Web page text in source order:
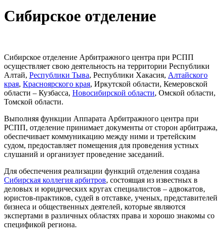
Сибирское отделение
Сибирское отделение Арбитражного центра при РСПП
осуществляет свою деятельность на территории Республики
Алтай, Республики Тыва, Республики Хакасия, Алтайского
края, Красноярского края, Иркутской области, Кемеровской
области – Кузбасса, Новосибирской области, Омской области,
Томской области.
Выполняя функции Аппарата Арбитражного центра при
РСПП, отделение принимает документы от сторон арбитража,
обеспечивает коммуникацию между ними и третейским
судом, предоставляет помещения для проведения устных
слушаний и организует проведение заседаний.
Для обеспечения реализации функций отделения создана
Сибирская коллегия арбитров, состоящая из известных в
деловых и юридических кругах специалистов – адвокатов,
юристов-практиков, судей в отставке, ученых, представителей
бизнеса и общественных деятелей, которые являются
экспертами в различных областях права и хорошо знакомы со
спецификой региона.